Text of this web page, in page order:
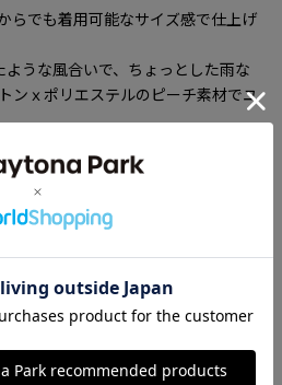
らでも着用可能なサイズ感で仕上げ
うな風合いで、ちょっとした雨な
ンｘポリエステルのピーチ素材でユ
立てれば首回りへの風の侵入を防
ィールに
ールのコーディロイ衿やメタルド
クを使用しBarbourジャケットの伝
て
をベースとして現代風なサ